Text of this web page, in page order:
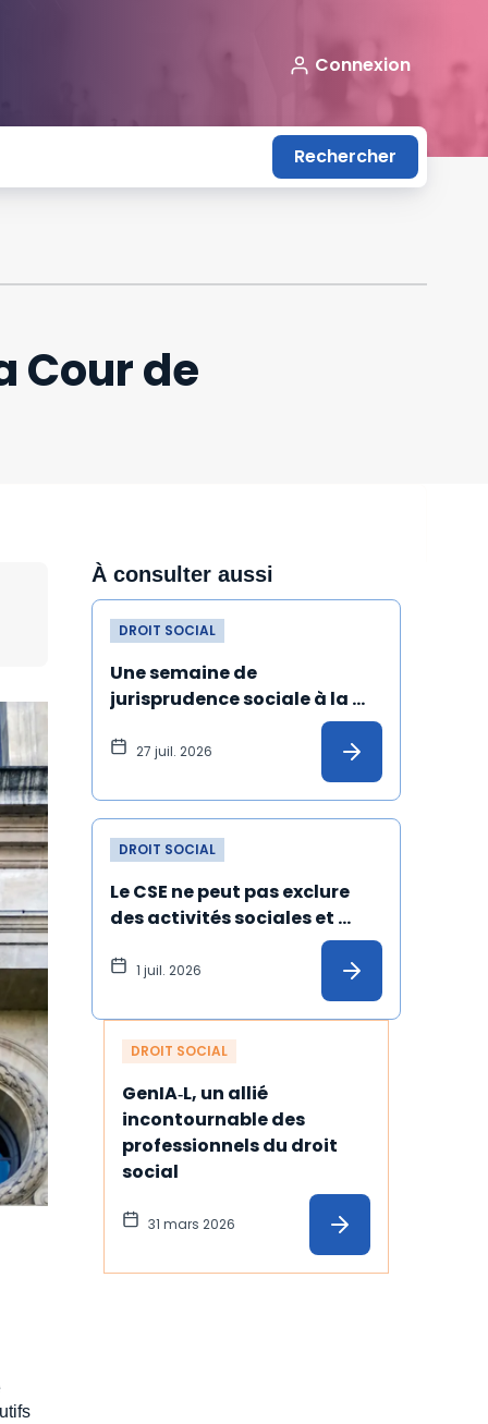
Connexion
Rechercher
Cour de
À consulter aussi
DROIT SOCIAL
Une semaine de
jurisprudence sociale à la
27 juil. 2026
DROIT SOCIAL
Le CSE ne peut pas exclure
des activités sociales et
absents depuis un certain
1 juil. 2026
DROIT SOCIAL
GenIA‑L, un allié
incontournable des
professionnels du droit
social
31 mars 2026